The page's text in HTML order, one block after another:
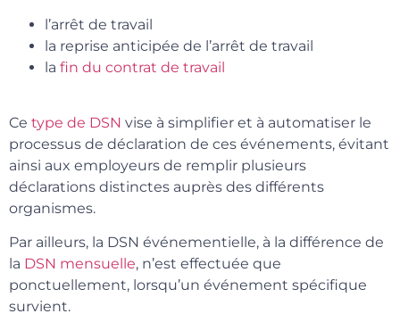
l’arrêt de travail
la reprise anticipée de l’arrêt de travail
la fin du contrat de travail
Ce type de DSN vise à simplifier et à automatiser le
processus de déclaration de ces événements, évitant
ainsi aux employeurs de remplir plusieurs
déclarations distinctes auprès des différents
organismes.
Par ailleurs, la DSN événementielle, à la différence de
la DSN mensuelle, n’est effectuée que
ponctuellement, lorsqu’un événement spécifique
survient.